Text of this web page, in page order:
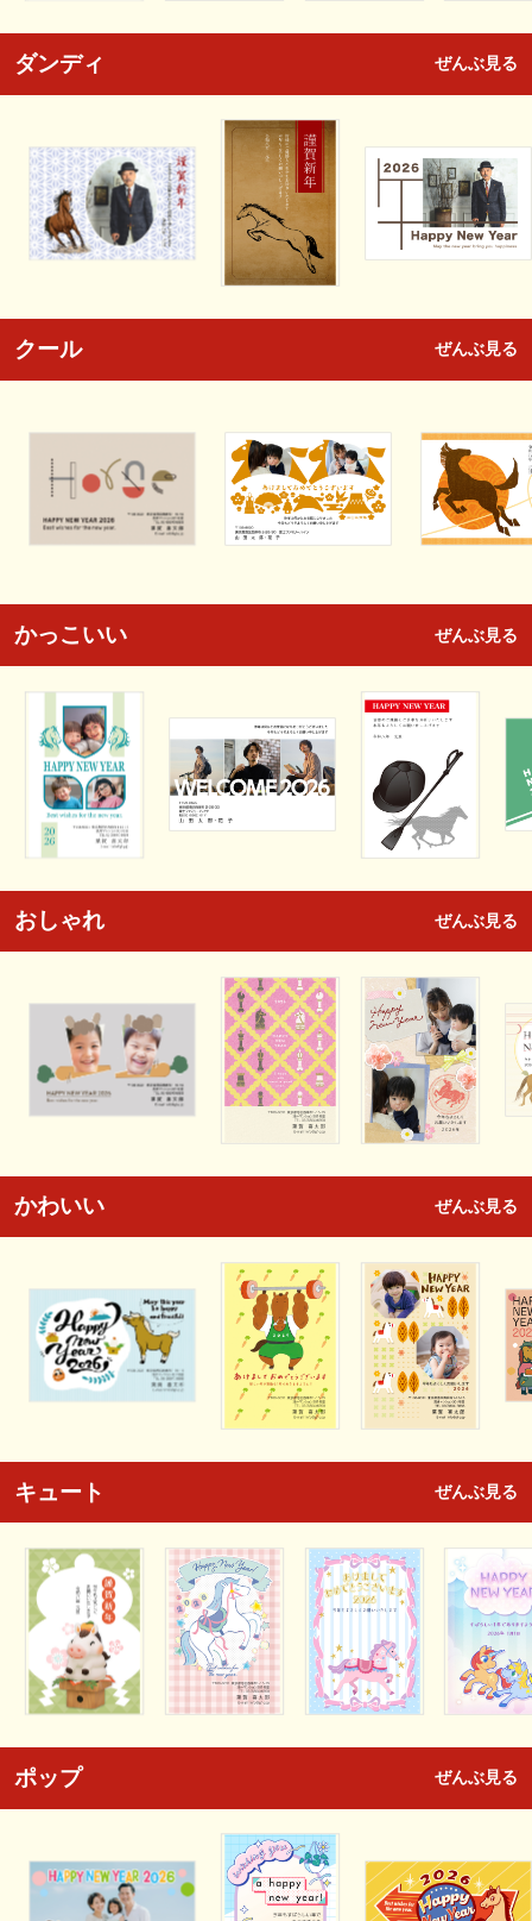
ダンディ ぜんぶ見る
クール ぜんぶ見る
かっこいい ぜんぶ見る
おしゃれ ぜんぶ見る
かわいい ぜんぶ見る
キュート ぜんぶ見る
ポップ ぜんぶ見る